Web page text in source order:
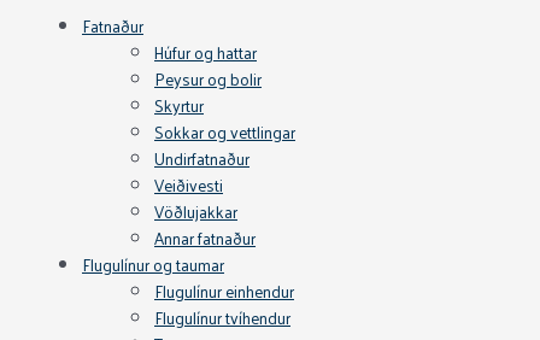
Fatnaður
Húfur og hattar
Peysur og bolir
Skyrtur
Sokkar og vettlingar
Undirfatnaður
Veiðivesti
Vöðlujakkar
Annar fatnaður
Flugulínur og taumar
Flugulínur einhendur
Flugulínur tvíhendur